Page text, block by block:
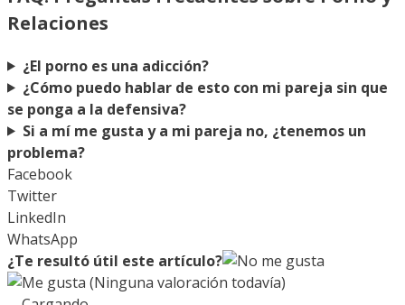
Relaciones
¿El porno es una adicción?
¿Cómo puedo hablar de esto con mi pareja sin que
se ponga a la defensiva?
Si a mí me gusta y a mi pareja no, ¿tenemos un
problema?
Facebook
Twitter
LinkedIn
WhatsApp
¿Te resultó útil este artículo?
(Ninguna valoración todavía)